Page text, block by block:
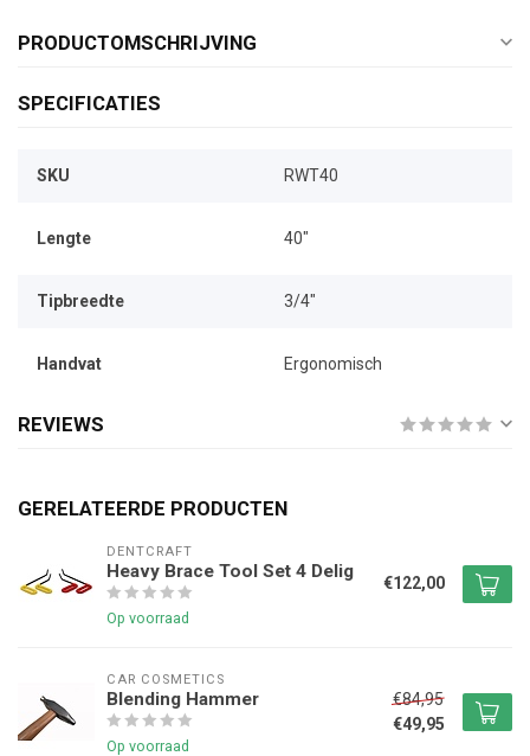
PRODUCTOMSCHRIJVING
SPECIFICATIES
SKU RWT40
Lengte 40"
Tipbreedte 3/4"
Handvat Ergonomisch
REVIEWS
GERELATEERDE PRODUCTEN
DENTCRAFT
Heavy Brace Tool Set 4 Delig
Op voorraad
€122,00
CAR COSMETICS
Blending Hammer
Op voorraad
€84,95
€49,95